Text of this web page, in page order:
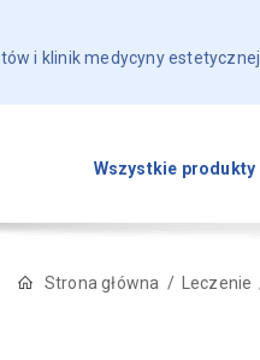
i klinik medycyny estetycznej
Wszystkie produkty
Strona główna Leczenie